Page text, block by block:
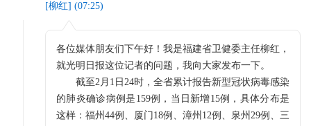
[柳红] (07:25)
各位媒体朋友们下午好！我是福建省卫健委主任柳红，
就光明日报这位记者的问题，我向大家发布一下。
截至2月1日24时，全省累计报告新型冠状病毒感染
的肺炎确诊病例是159例，当日新增15例，具体分布是
这样：福州44例、厦门18例、漳州12例、泉州29例、三